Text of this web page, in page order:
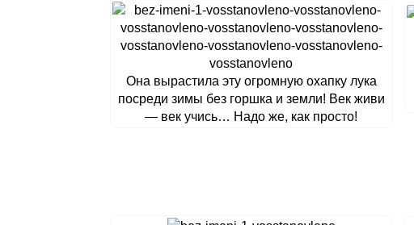
Она вырастила эту огромную охапку лука
посреди зимы без горшка и земли! Век живи
— век учись… Надо же, как просто!